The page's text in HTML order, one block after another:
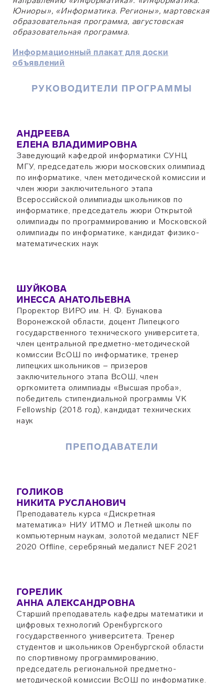
Юниоры», «Информатика. Регионы», мартовская
образовательная программа, августовская
образовательная программа.
Информационный плакат для доски
объявлений
РУКОВОДИТЕЛИ ПРОГРАММЫ
АНДРЕЕВА
ЕЛЕНА ВЛАДИМИРОВНА
Заведующий кафедрой информатики СУНЦ
МГУ, председатель жюри московских олимпиад
по информатике, член методической комиссии и
член жюри заключительного этапа
Всероссийской олимпиады школьников по
информатике, председатель жюри Открытой
олимпиады по программированию и Московской
олимпиады по информатике, кандидат физико-
математических наук
ШУЙКОВА
ИНЕССА АНАТОЛЬЕВНА
Проректор ВИРО им. Н. Ф. Бунакова
Воронежской области, доцент Липецкого
государственного технического университета,
член центральной предметно-методической
комиссии ВсОШ по информатике, тренер
липецких школьников − призеров
заключительного этапа ВсОШ, член
оргкомитета олимпиады «Высшая проба»,
победитель стипендиальной программы VK
Fellowship (2018 год), кандидат технических
наук
ПРЕПОДАВАТЕЛИ
ГОЛИКОВ
НИКИТА РУСЛАНОВИЧ
Преподаватель курса «Дискретная
математика» НИУ ИТМО и Летней школы по
компьютерным наукам, золотой медалист NEF
2020 Offline, серебряный медалист NEF 2021
ГОРЕЛИК
АННА АЛЕКСАНДРОВНА
Старший преподаватель кафедры математики и
цифровых технологий Оренбургского
государственного университета. Тренер
студентов и школьников Оренбургской области
по спортивному программированию,
председатель региональной предметно-
методической комиссии ВсОШ по информатике.